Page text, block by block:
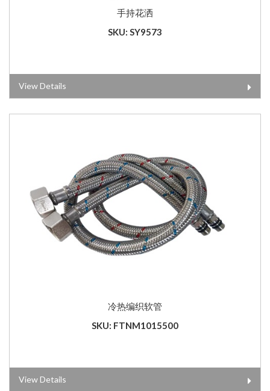
手持花洒
SKU: SY9573
View Details
冷热编织软管
SKU: FTNM1015500
View Details